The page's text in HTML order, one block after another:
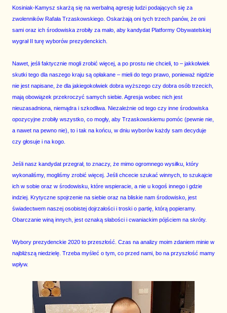
Kosiniak-Kamysz skarżą się na werbalną agresję ludzi podających się za
zwolenników Rafała Trzaskowskiego. Oskarżają oni tych trzech panów, że oni
sami oraz ich środowiska zrobiły za mało, aby kandydat Platformy Obywatelskiej
wygrał II turę wyborów prezydenckich.
Nawet, jeśli faktycznie mogli zrobić więcej, a po prostu nie chcieli, to – jakkolwiek
skutki tego dla naszego kraju są opłakane – mieli do tego prawo, ponieważ nigdzie
nie jest napisane, że dla jakiegokolwiek dobra wyższego czy dobra osób trzecich,
mają obowiązek przekroczyć samych siebie. Agresja wobec nich jest
nieuzasadniona, niemądra i szkodliwa. Niezależnie od tego czy inne środowiska
opozycyjne zrobiły wszystko, co mogły, aby Trzaskowskiemu pomóc (pewnie nie,
a nawet na pewno nie), to i tak na końcu, w dniu wyborów każdy sam decyduje
czy głosuje i na kogo.
Jeśli nasz kandydat przegrał, to znaczy, że mimo ogromnego wysiłku, który
wykonaliśmy, mogliśmy zrobić więcej. Jeśli chcecie szukać winnych, to szukajcie
ich w sobie oraz w środowisku, które wspieracie, a nie u kogoś innego i gdzie
indziej. Krytyczne spojrzenie na siebie oraz na bliskie nam środowisko, jest
świadectwem naszej osobistej dojrzałości i troski o partię, którą popieramy.
Obarczanie winą innych, jest oznaką słabości i cwaniackim pójściem na skróty.
Wybory prezydenckie 2020 to przeszłość. Czas na analizy moim zdaniem minie w
najbliższą niedzielę. Trzeba myśleć o tym, co przed nami, bo na przyszłość mamy
wpływ.